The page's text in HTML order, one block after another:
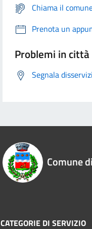
Chiama il
Prenota un
Problemi in città
Segnala
Comune
CATEGORIE DI SERVIZIO